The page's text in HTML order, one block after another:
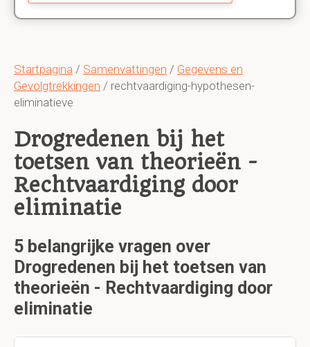
Startpagina / Samenvattingen / Gegevens en
Gevolgtrekkingen / rechtvaardiging-hypothesen-
eliminatieve
Drogredenen bij het
toetsen van theorieën -
Rechtvaardiging door
eliminatie
5 belangrijke vragen over
Drogredenen bij het toetsen van
theorieën - Rechtvaardiging door
eliminatie